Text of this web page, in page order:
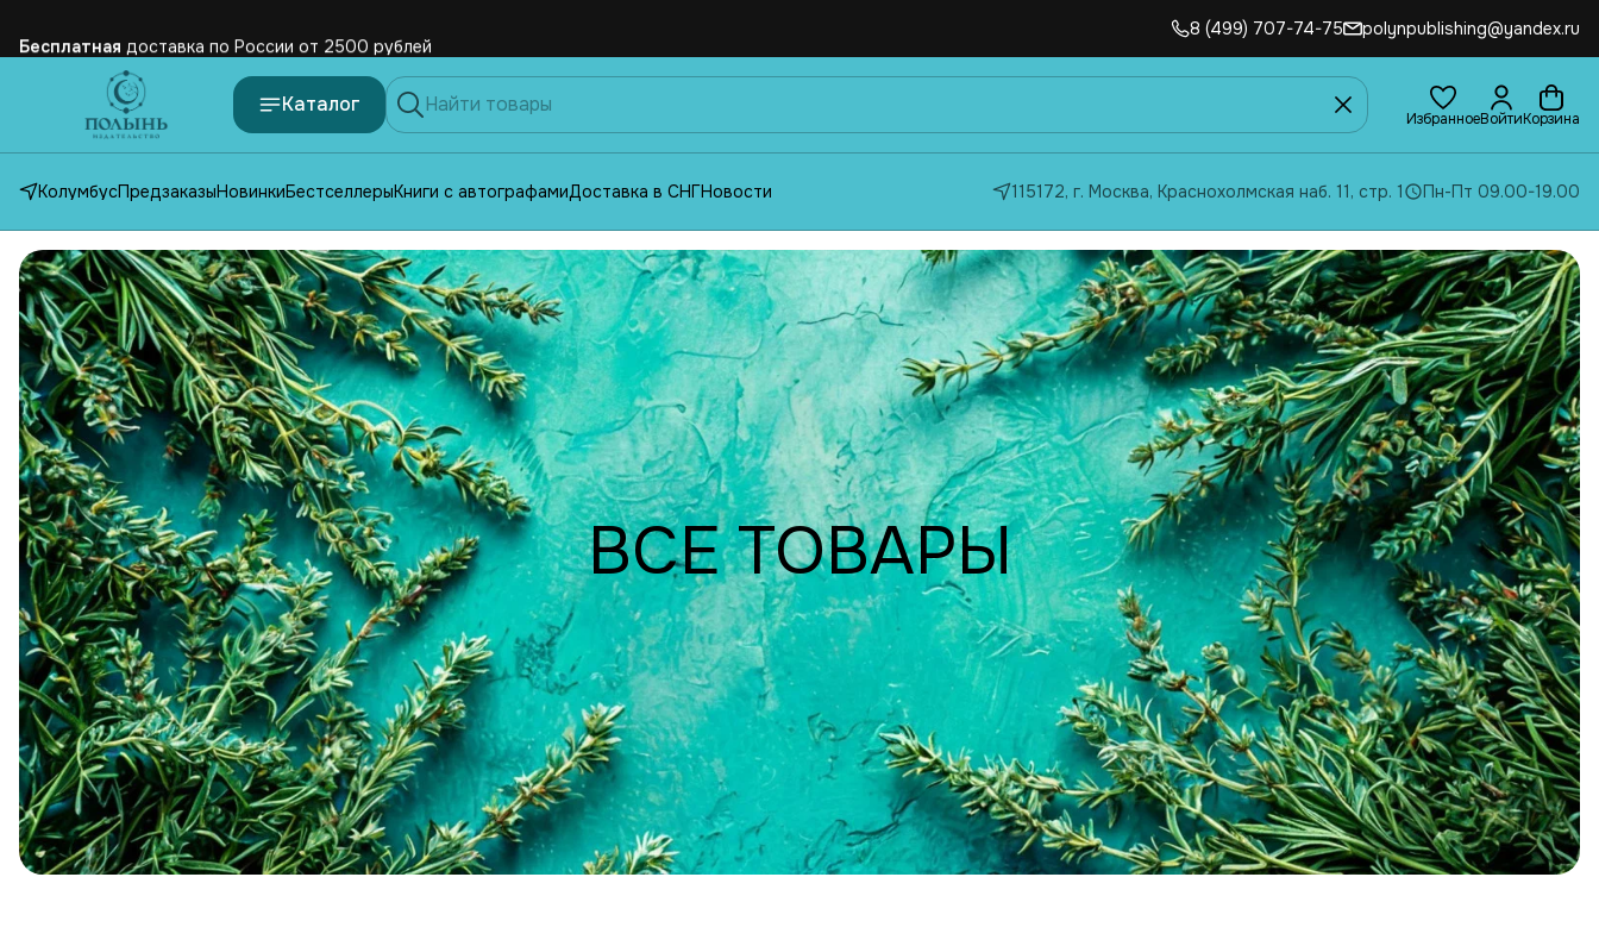
8 (499) 707-74-75 polynpublishing@yandex.ru
Каталог
ИзбранноеВойтиКорзина
КолумбусПредзаказыНовинкиБестселлерыКниги с автографамиДоставка в СНГНовости 115172, г. Москва, Краснохолмская наб. 11, стр. 1 Пн-Пт 09.00-19.00
ВСЕ ТОВАРЫ